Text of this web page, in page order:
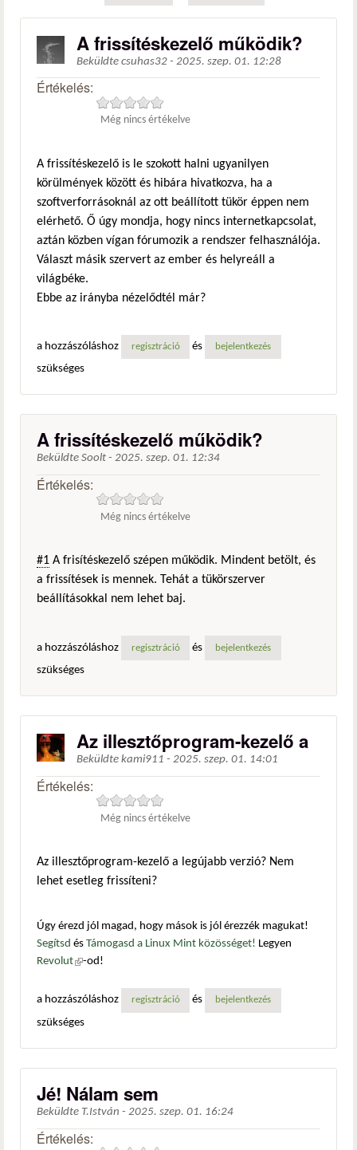
A frissítéskezelő működik?
Beküldte csuhas32 - 2025. szep. 01. 12:28
Értékelés:
Még nincs értékelve
A frissítéskezelő is le szokott halni ugyanilyen
körülmények között és hibára hivatkozva, ha a
szoftverforrásoknál az ott beállított tükör éppen nem
elérhető. Ő úgy mondja, hogy nincs internetkapcsolat,
aztán közben vígan fórumozik a rendszer felhasználója.
Választ másik szervert az ember és helyreáll a
világbéke.
Ebbe az irányba nézelődtél már?
a hozzászóláshoz regisztráció és bejelentkezés
szükséges
A frissítéskezelő működik?
Beküldte Soolt - 2025. szep. 01. 12:34
Értékelés:
Még nincs értékelve
#1 A frisítéskezelő szépen működik. Mindent betölt, és
a frissítések is mennek. Tehát a tükörszerver
beállításokkal nem lehet baj.
a hozzászóláshoz regisztráció és bejelentkezés
szükséges
Az illesztőprogram-kezelő a
Beküldte kami911 - 2025. szep. 01. 14:01
Értékelés:
Még nincs értékelve
Az illesztőprogram-kezelő a legújabb verzió? Nem
lehet esetleg frissíteni?
Úgy érezd jól magad, hogy mások is jól érezzék magukat!
Segítsd és Támogasd a Linux Mint közösséget! Legyen
Revolut(külső hivatkozás)
-od!
a hozzászóláshoz regisztráció és bejelentkezés
szükséges
Jé! Nálam sem
Beküldte T.István - 2025. szep. 01. 16:24
Értékelés: